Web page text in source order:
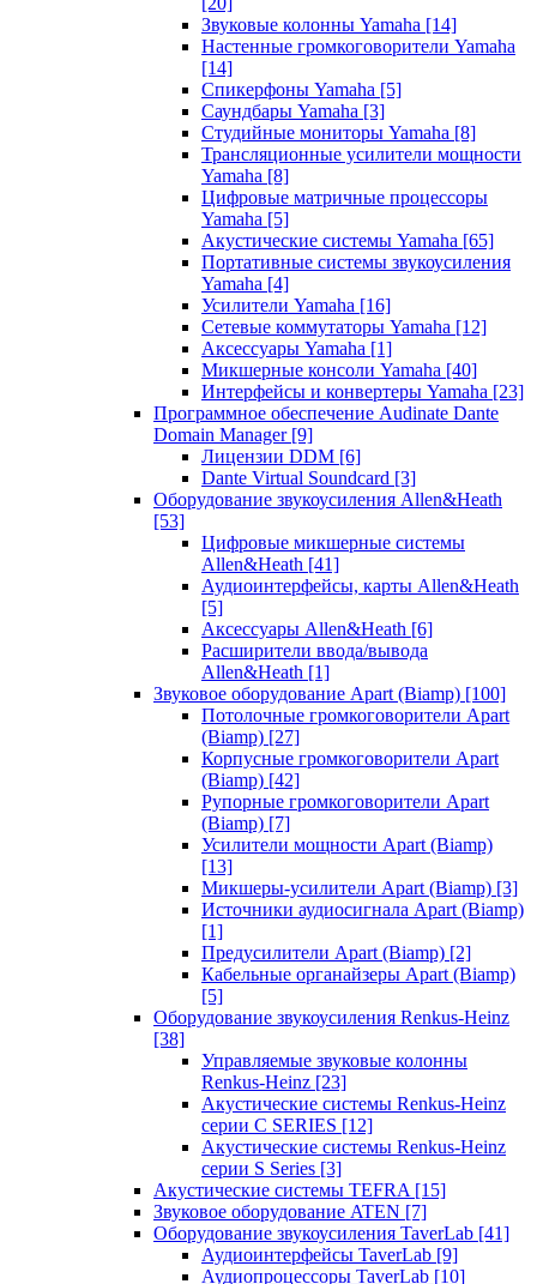
Звуковые колонны Yamaha [14]
Настенные громкоговорители Yamaha
[14]
Спикерфоны Yamaha [5]
Саундбары Yamaha [3]
Студийные мониторы Yamaha [8]
Трансляционные усилители мощности
Yamaha [8]
Цифровые матричные процессоры
Yamaha [5]
Акустические системы Yamaha [65]
Портативные системы звукоусиления
Yamaha [4]
Усилители Yamaha [16]
Сетевые коммутаторы Yamaha [12]
Аксессуары Yamaha [1]
Микшерные консоли Yamaha [40]
Интерфейсы и конвертеры Yamaha [23]
Программное обеспечение Audinate Dante
Domain Manager [9]
Лицензии DDM [6]
Dante Virtual Soundcard [3]
Оборудование звукоусиления Allen&Heath
[53]
Цифровые микшерные системы
Allen&Heath [41]
Аудиоинтерфейсы, карты Allen&Heath
[5]
Аксессуары Allen&Heath [6]
Расширители ввода/вывода
Allen&Heath [1]
Звуковое оборудование Apart (Biamp) [100]
Потолочные громкоговорители Apart
(Biamp) [27]
Корпусные громкоговорители Apart
(Biamp) [42]
Рупорные громкоговорители Apart
(Biamp) [7]
Усилители мощности Apart (Biamp)
[13]
Микшеры-усилители Apart (Biamp) [3]
Источники аудиосигнала Apart (Biamp)
[1]
Предусилители Apart (Biamp) [2]
Кабельные органайзеры Apart (Biamp)
[5]
Оборудование звукоусиления Renkus-Heinz
[38]
Управляемые звуковые колонны
Renkus-Heinz [23]
Акустические системы Renkus-Heinz
серии C SERIES [12]
Акустические системы Renkus-Heinz
серии S Series [3]
Акустические системы TEFRA [15]
Звуковое оборудование ATEN [7]
Оборудование звукоусиления TaverLab [41]
Аудиоинтерфейсы TaverLab [9]
Аудиопроцессоры TaverLab [10]